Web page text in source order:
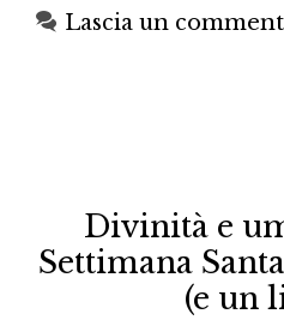
Lascia un
Divinità e
Settimana
(e un